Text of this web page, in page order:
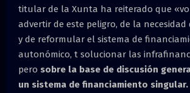
titular de la Xunta ha reiterado que
advertir de este peligro, de la necesidad
y de reformular el sistema de
autonómico, t solucionar las
pero sobre la base de discusión
un sistema de financiamiento singular.